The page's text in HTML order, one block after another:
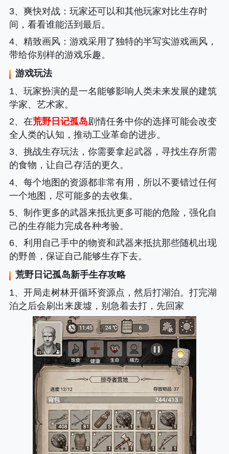
3、 爽快对战：玩家还可以和其他玩家对比生存时
间，看看谁能活到最后。
4、 精致画风：游戏采用了独特的半写实游戏画风，
带给你别样的游戏乐趣。
游戏玩法
1、玩家扮演的是一名能够影响人类未来发展的建筑
学家、艺术家。
2、在荒野日记孤岛剧情任务中你的选择可能会改变
全人类的认知，推动工业革命的进步。
3、挑战生存玩法，你需要拿起武器，寻找生存所需
的食物，让自己存活的更久。
4、每个地图的资源都非常有用，所以不要错过任何
一个地图，尽可能多的去收集。
5、制作更多的武器来抵抗更多可能的危险，强化自
己的生存能力完成各种考验。
6、利用自己手中的物资和武器来抵抗那些随机出现
的野兽，保证自己能够生存下去。
荒野日记孤岛新手生存攻略
1、开局走树林开循环资源点，然后打湖泊。打完湖
泊之后会刷出来废墟，别急着去打，先回家